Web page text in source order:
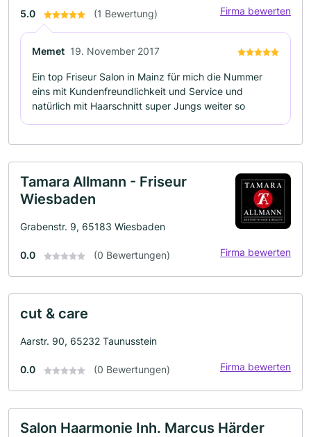
5.0 (1 Bewertung) Firma bewerten
Memet 19. November 2017
Ein top Friseur Salon in Mainz für mich die Nummer
eins mit Kundenfreundlichkeit und Service und
natürlich mit Haarschnitt super Jungs weiter so
Tamara Allmann - Friseur
Wiesbaden
Grabenstr. 9, 65183 Wiesbaden
0.0 (0 Bewertungen) Firma bewerten
cut & care
Aarstr. 90, 65232 Taunusstein
0.0 (0 Bewertungen) Firma bewerten
Salon Haarmonie Inh. Marcus Härder